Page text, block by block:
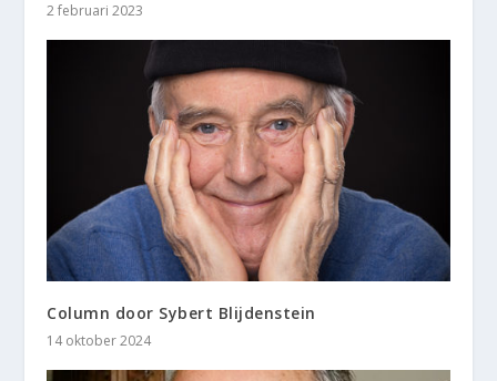
2 februari 2023
Column door Sybert Blijdenstein
14 oktober 2024